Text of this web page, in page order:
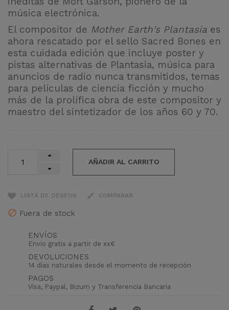
música electrónica.
El compositor de Mother Earth's Plantasia es
ahora rescatado por el sello Sacred Bones en
esta cuidada edición que incluye poster y
pistas alternativas de Plantasia, música para
anuncios de radio nunca transmitidos, temas
para películas de ciencia ficción y mucho
más de la prolífica obra de este compositor y
maestro del sintetizador de los años 60 y 70.
AÑADIR AL CARRITO
LISTA DE DESEOS COMPARAR
Fuera de stock
ENVÍOS
Envío gratis a partir de xx€
DEVOLUCIONES
14 días naturales desde el momento de recepción
PAGOS
Visa, Paypal, Bizum y Transferencia Bancaria